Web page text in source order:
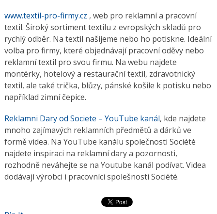
www.textil-pro-firmy.cz , web pro reklamní a pracovní
textil. Široký sortiment textilu z evropských skladů pro
rychlý odběr. Na textil našijeme nebo ho potiskne. Ideální
volba pro firmy, které objednávají pracovní oděvy nebo
reklamní textil pro svou firmu. Na webu najdete
montérky, hotelový a restaurační textil, zdravotnický
textil, ale také trička, blůzy, pánské košile k potisku nebo
například zimní čepice.
Reklamni Dary od Societe – YouTube kanál, kde najdete
mnoho zajímavých reklamních předmětů a dárků ve
formě videa. Na YouTube kanálu společnosti Société
najdete inspiraci na reklamní dary a pozornosti,
rozhodně neváhejte se na Youtube kanál podívat. Videa
dodávají výrobci i pracovníci spolešnosti Société.